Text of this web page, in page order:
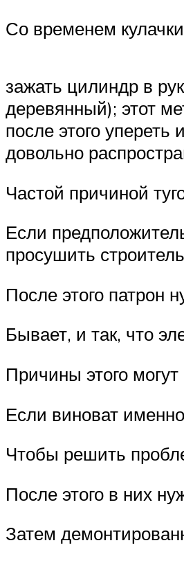
Со временем
зажать цилиндр в
деревянный); этот
после этого
довольно
Частой причиной
Если
просушить
После этого патрон
Бывает, и так, что
Причины этого
Если виноват
Чтобы решить
После этого в них
Затем